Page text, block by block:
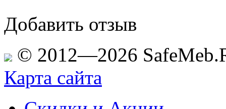
Добавить отзыв
© 2012—2026
Карта сайта